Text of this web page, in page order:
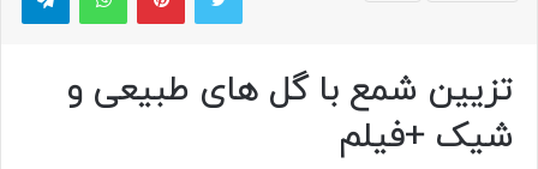
تزیین شمع با گل های طبیعی و
شیک +فیلم